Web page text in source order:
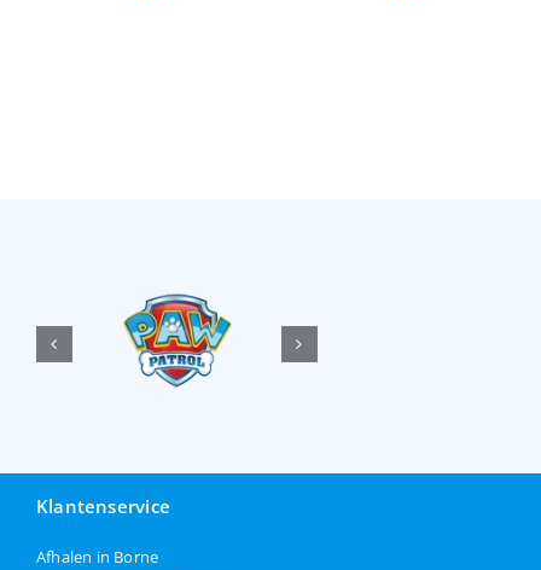
Klantenservice
Afhalen in Borne